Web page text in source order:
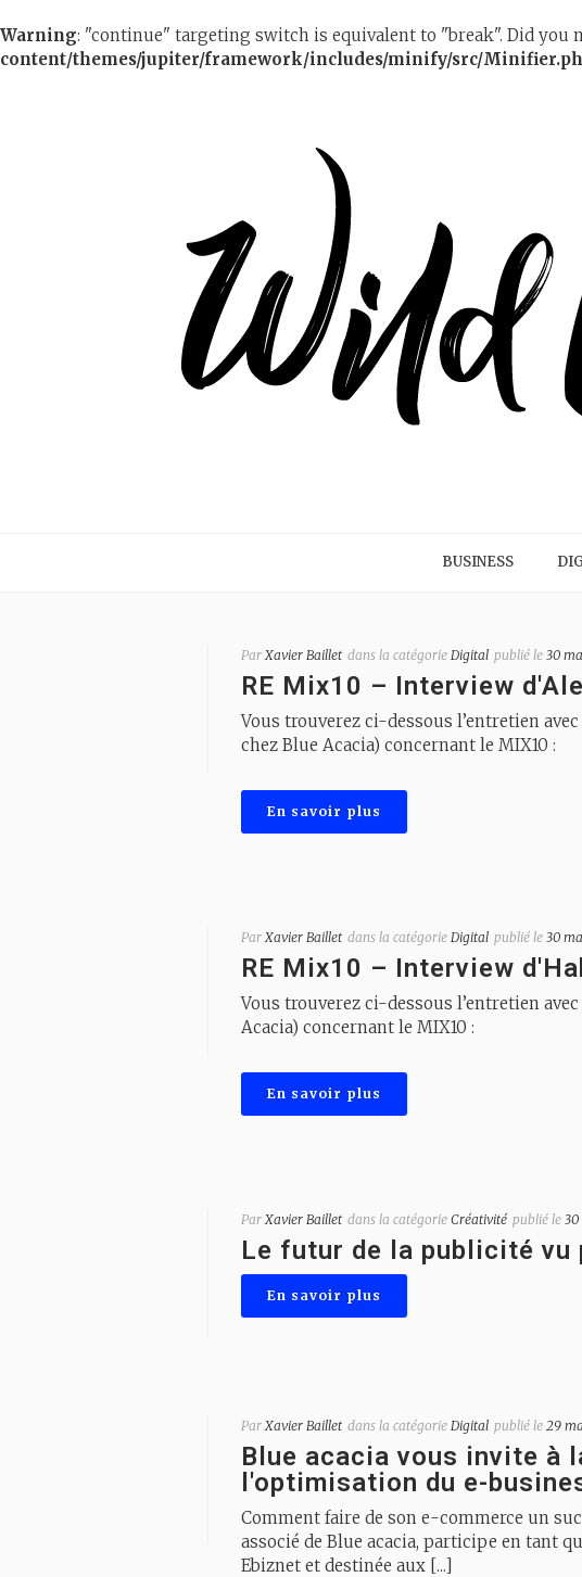
Warning: "continue" targeting switch is equivalent to "break". Did you
content/themes/jupiter/framework/includes/minify/src/
BUSINESS
Par Xavier Baillet dans la catégorie Digital publié le 30
RE Mix10 – Interview
Vous trouverez ci-dessous l’entretien
chez Blue Acacia) concernant le MIX10 :
En savoir plus
Par Xavier Baillet dans la catégorie Digital publié le 30
RE Mix10 – Interview
Vous trouverez ci-dessous l’entretien
Acacia) concernant le MIX10 :
En savoir plus
Par Xavier Baillet dans la catégorie Créativité publié le 30
Le futur de la publicité vu
En savoir plus
Par Xavier Baillet dans la catégorie Digital publié le 29
Blue acacia vous invite à
l'optimisation du e-
Comment faire de son e-commerce un
associé de Blue acacia, participe en tant
Ebiznet et destinée aux [...]